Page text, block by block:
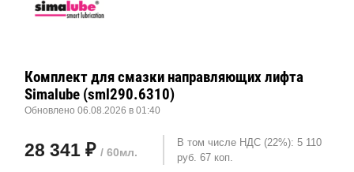
Комплект для смазки направляющих лифта
Simalube (sml290.6310)
Обновлено 06.08.2026 в 01:40
28 341 ₽ / 60мл.
В том числе НДС (22%): 5 110
руб. 67 коп.